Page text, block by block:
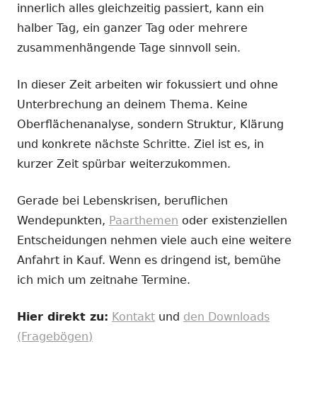
innerlich alles gleichzeitig passiert, kann ein
halber Tag, ein ganzer Tag oder mehrere
zusammenhängende Tage sinnvoll sein.
In dieser Zeit arbeiten wir fokussiert und ohne
Unterbrechung an deinem Thema. Keine
Oberflächenanalyse, sondern Struktur, Klärung
und konkrete nächste Schritte. Ziel ist es, in
kurzer Zeit spürbar weiterzukommen.
Gerade bei Lebenskrisen, beruflichen
Wendepunkten, Paarthemen oder existenziellen
Entscheidungen nehmen viele auch eine weitere
Anfahrt in Kauf. Wenn es dringend ist, bemühe
ich mich um zeitnahe Termine.
Hier direkt zu: Kontakt und den Downloads
(Fragebögen)